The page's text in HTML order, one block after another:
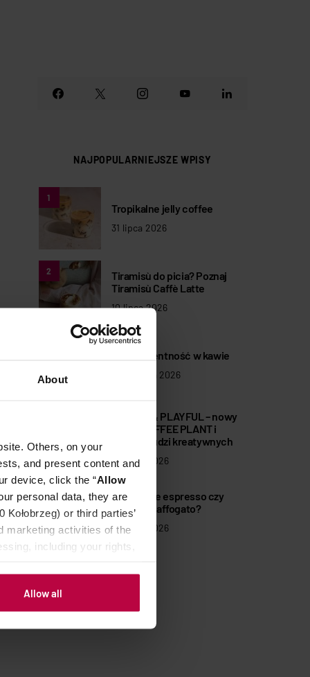
About
Others, on your
and present content and
device, click the “Allow
personal data, they are
or third parties’
marketing activities of the
including your rights,
Allow all
NAJPOPULARNIEJSZE WPISY
1
Tropikalne jelly coffee
31 lipca 2026
2
Tiramisù do picia? Poznaj
Tiramisù Caffè Latte
10 lipca 2026
Transparentność w kawie
16 czerwca 2026
JOYFUL & PLAYFUL – nowy
sezon COFFEE PLANT i
historie ludzi kreatywnych
27 maja 2026
Lemonade espresso czy
pistachio affogato?
27 maja 2026